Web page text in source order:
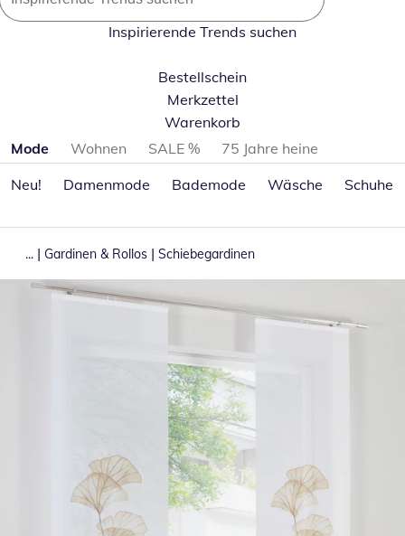
Inspirierende Trends suchen
Bestellschein
Merkzettel
Warenkorb
Produktkategorien überspringen
Mode Wohnen SALE %
75 Jahre heine
Neu!
Damenmode Bademode Wäsche Schuhe
... | Gardinen & Rollos | Schiebegardinen